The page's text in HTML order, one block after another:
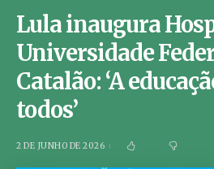
Lula inaugura
Universidade
Catalão: ‘A
todos’
2 DE JUNHO DE 2026